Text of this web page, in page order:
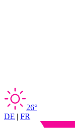
26°
DE | FR